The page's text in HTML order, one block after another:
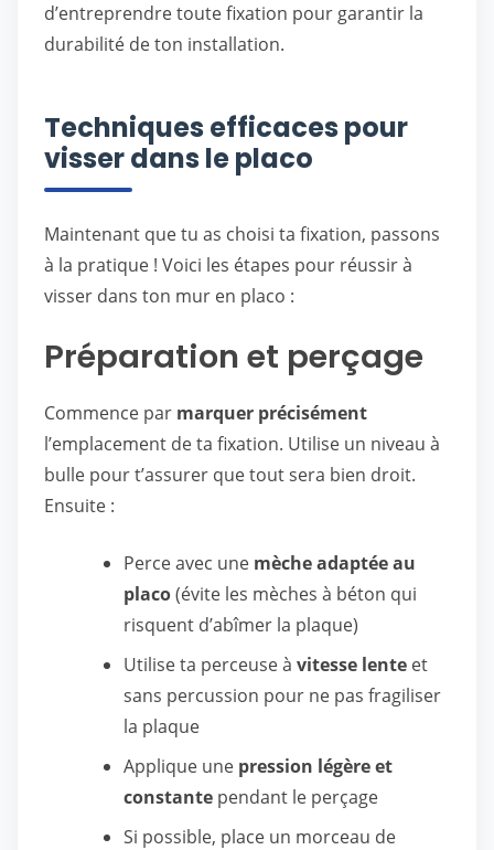
d’entreprendre toute fixation pour garantir la
durabilité de ton installation.
Techniques efficaces pour
visser dans le placo
Maintenant que tu as choisi ta fixation, passons
à la pratique ! Voici les étapes pour réussir à
visser dans ton mur en placo :
Préparation et perçage
Commence par marquer précisément
l’emplacement de ta fixation. Utilise un niveau à
bulle pour t’assurer que tout sera bien droit.
Ensuite :
Perce avec une mèche adaptée au
placo(évite les mèches à béton qui
risquent d’abîmer la plaque)
Utilise ta perceuse à vitesse lente et
sans percussion pour ne pas fragiliser
la plaque
Applique une pression légère et
constante pendant le perçage
Si possible, place un morceau de